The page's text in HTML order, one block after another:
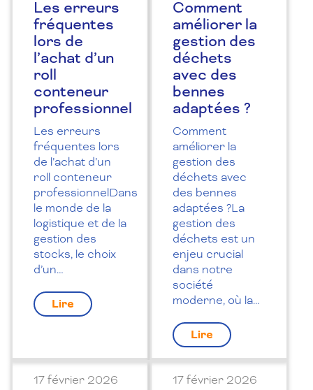
Les erreurs
fréquentes
lors de
l’achat d’un
roll
conteneur
professionnel
Les erreurs
fréquentes lors
de l’achat d’un
roll conteneur
professionnelDans
le monde de la
logistique et de la
gestion des
stocks, le choix
d’un…
Lire
Comment
améliorer la
gestion des
déchets
avec des
bennes
adaptées ?
Comment
améliorer la
gestion des
déchets avec
des bennes
adaptées ?La
gestion des
déchets est un
enjeu crucial
dans notre
société
moderne, où la…
Lire
17 février 2026 17 février 2026